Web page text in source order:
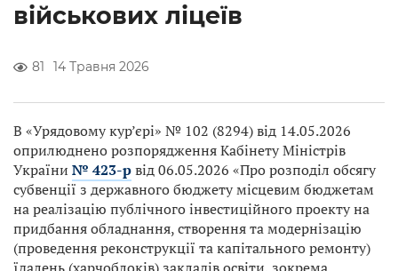
військових ліцеїв
81 14 Травня 2026
В «Урядовому кур’єрі» № 102 (8294) від 14.05.2026
оприлюднено розпорядження Кабінету Міністрів
України № 423-рвід 06.05.2026 «Про розподіл обсягу
субвенції з державного бюджету місцевим бюджетам
на реалізацію публічного інвестиційного проекту на
придбання обладнання, створення та модернізацію
(проведення реконструкції та капітального ремонту)